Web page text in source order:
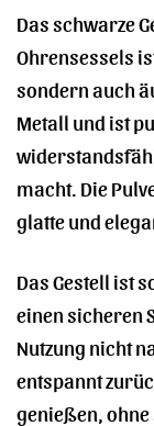
Das schwarze
Ohrensessels
sondern auch
Metall und ist
macht. Die
glatte und
Das Gestell ist
einen sicheren
Nutzung nicht
entspannt
genießen,